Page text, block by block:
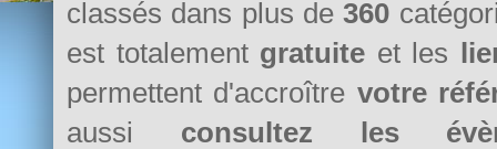
classés dans plus de360
est totalement gratuite et les
permettent d'accroître votre
aussi consultez les